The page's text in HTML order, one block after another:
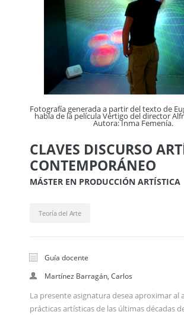
Fotografía generada a partir del texto de
habla de la película Vértigo del director
Autora: Inma Femenía.
CLAVES DISCURSO
CONTEMPORÁNEO
MÁSTER EN PRODUCCIÓN ARTÍSTICA
Teoría del Arte
Guía docente
Martínez Barragán, Carlos
La presente asignatura desea aproximar al
prácticas artísticas de las últimas décadas